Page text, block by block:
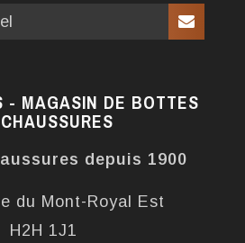
- MAGASIN DE BOTTES
depuis 1900
du Mont-Royal Est
H2H 1J1